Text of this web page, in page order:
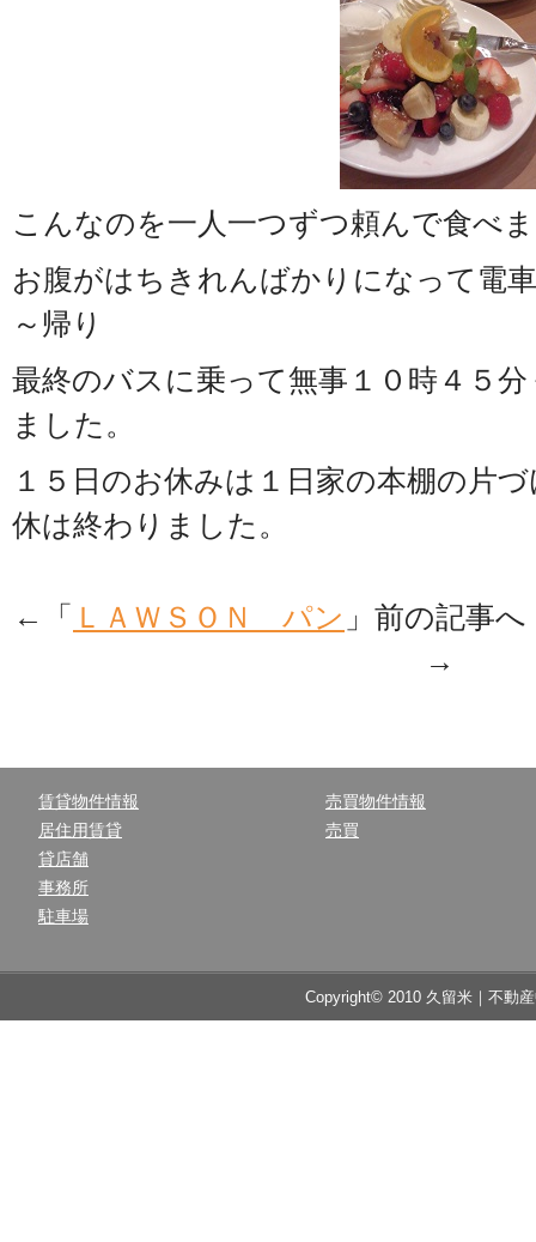
こんなのを一人一つずつ頼んで食べ
お腹がはちきれんばかりになって電
～帰り
最終のバスに乗って無事１０時４５
ました。
１５日のお休みは１日家の本棚の片
休は終わりました。
←「 ＬＡＷＳＯＮ パン 」前の記
→
賃貸物件情報
居住用賃貸
貸店舗
事務所
駐車場
売買物件情報
売買
Copyright© 2010 久留米｜不動